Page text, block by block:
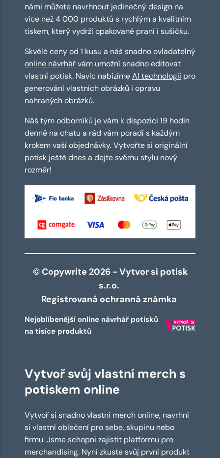
námi můžete navrhnout jedinečný design na
více než 4 000 produktů s rychlým a kvalitním
tiskem, který vydrží opakované praní i sušičku.
Skvělé ceny od 1 kusu a náš snadno ovladatelný
online návrhářvám umožní snadno editovat
vlastní potisk. Navíc nabízímeAI technologii pro
generování vlastních obrázků i opravu
nahraných obrázků.
Náš tým odborníků je vám k dispozici 19 hodin
denně na chatu a rád vám poradí s každým
krokem vaší objednávky. Vytvořte si originální
potisk ještě dnes a dejte svému stylu nový
rozměr!
© Copywrite 2026 - Vytvor si potisk
s.r.o.
Registrovaná ochranná známka
Nejoblíbenější online návrhář potisků
na tisíce produktů
Vytvoř svůj vlastní merch s
potiskem online
Vytvoř si snadno vlastní merch online, navrhni
si vlastní oblečení pro sebe, skupinu nebo
firmu. Jsme schopni zajistit platformu pro
merchandising. Nyní zkuste svůj první produkt